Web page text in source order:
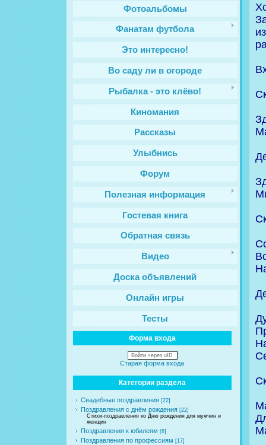
Фотоальбомы
Фанатам футбола
Это интересно!
Во саду ли в огороде
Рыбалка - это клёво!
Киномания
Рассказы
Улыбнись
Форум
Полезная информация
Гостевая книга
Обратная связь
Видео
Доска объявлений
Онлайн игры
Тесты
Форма входа
Войти через uID
Старая форма входа
Категории раздела
Свадебные поздравления [22]
Поздравления с днём рождения [22]
Стихи-поздравления ко Дню рождения для мужчин и
женщин
Поздравления к юбилеям [6]
Поздравления по профессиям [17]